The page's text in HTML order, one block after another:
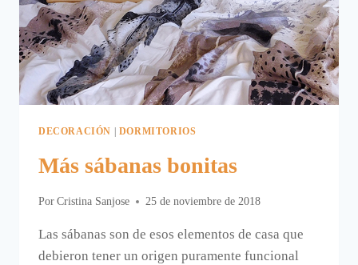
DECORACIÓN | DORMITORIOS
Más sábanas bonitas
Por Cristina Sanjose 25 de noviembre de 2018
Las sábanas son de esos elementos de casa que
debieron tener un origen puramente funcional